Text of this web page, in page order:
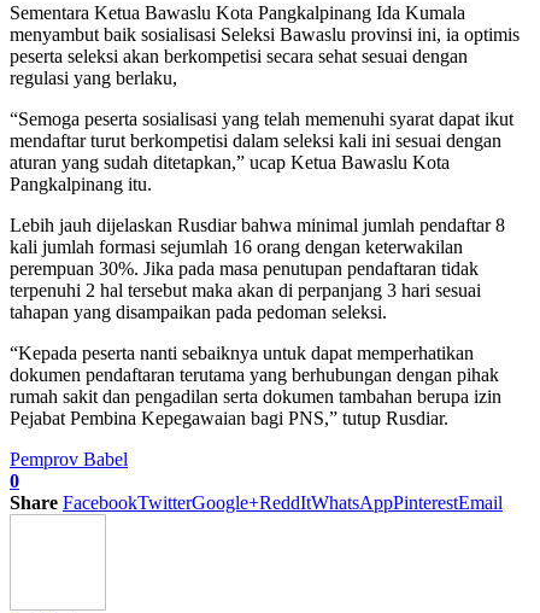
Sementara Ketua Bawaslu Kota Pangkalpinang Ida Kumala
menyambut baik sosialisasi Seleksi Bawaslu provinsi ini, ia optimis
peserta seleksi akan berkompetisi secara sehat sesuai dengan
regulasi yang berlaku,
“Semoga peserta sosialisasi yang telah memenuhi syarat dapat ikut
mendaftar turut berkompetisi dalam seleksi kali ini sesuai dengan
aturan yang sudah ditetapkan,” ucap Ketua Bawaslu Kota
Pangkalpinang itu.
Lebih jauh dijelaskan Rusdiar bahwa minimal jumlah pendaftar 8
kali jumlah formasi sejumlah 16 orang dengan keterwakilan
perempuan 30%. Jika pada masa penutupan pendaftaran tidak
terpenuhi 2 hal tersebut maka akan di perpanjang 3 hari sesuai
tahapan yang disampaikan pada pedoman seleksi.
“Kepada peserta nanti sebaiknya untuk dapat memperhatikan
dokumen pendaftaran terutama yang berhubungan dengan pihak
rumah sakit dan pengadilan serta dokumen tambahan berupa izin
Pejabat Pembina Kepegawaian bagi PNS,” tutup Rusdiar.
Pemprov Babel
0
Share FacebookTwitterGoogle+ReddItWhatsAppPinterestEmail